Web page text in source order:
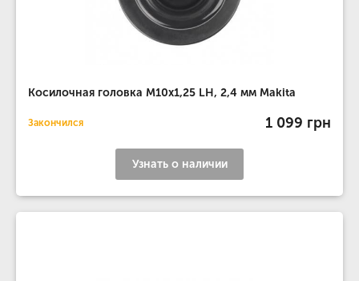
Косилочная головка M10x1,25 LH, 2,4 мм Makita
Закончился 1 099 грн
Узнать о наличии